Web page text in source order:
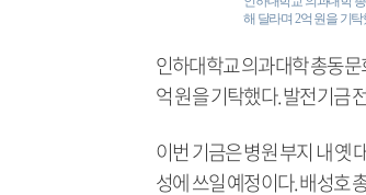
해 달라며 2억 원을 기탁
인하대학교 의과대학 총동
억 원을 기탁했다. 발전기금
이번 기금은 병원 부지 내 옛
성에 쓰일 예정이다. 배성호